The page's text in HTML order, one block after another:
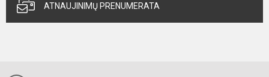
ATNAUJINIMŲ PRENUMERATA